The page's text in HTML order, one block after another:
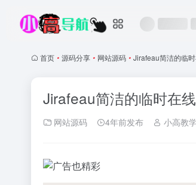
首页 • 源码分享 • 网站源码 • Jirafeau简洁的临
Jirafeau简洁的临时在
网站源码 4年前发布 小高教